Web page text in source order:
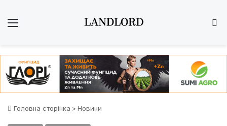
Головна сторінка > Новини